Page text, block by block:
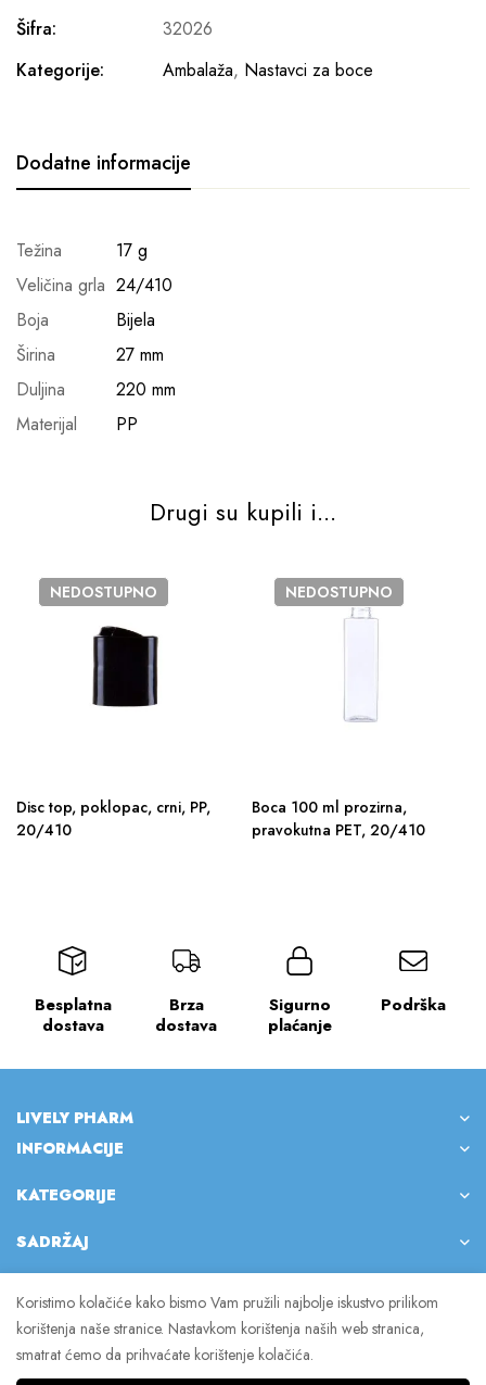
Šifra:
32026
Kategorije:
Ambalaža, Nastavci za boce
Dodatne informacije
Težina
17 g
Veličina grla 24/410
Boja
Bijela
Širina
27 mm
Duljina
220 mm
Materijal
PP
Drugi su kupili i...
NEDOSTUPNO
Disc top, poklopac, crni, PP,
20/410
NEDOSTUPNO
Boca 100 ml prozirna,
pravokutna PET, 20/410
Besplatna
dostava
Brza
dostava
Sigurno
plaćanje
Podrška
LIVELY PHARM
INFORMACIJE
KATEGORIJE
SADRŽAJ
© 2023 Lively Pharm. Sva prava pridržana.
Koristimo kolačiće kako bismo Vam pružili najbolje iskustvo prilikom
korištenja naše stranice. Nastavkom korištenja naših web stranica,
smatrat ćemo da prihvaćate korištenje kolačića.